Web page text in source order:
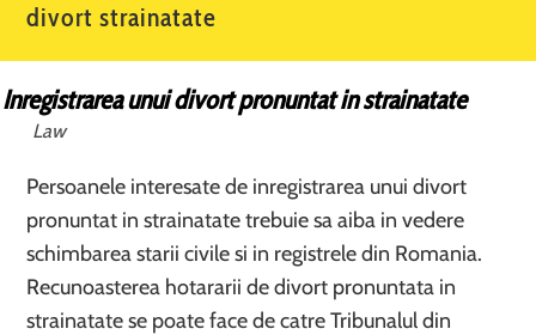
divort strainatate
Inregistrarea unui divort pronuntat in strainatate
Law
Persoanele interesate de inregistrarea unui divort
pronuntat in strainatate trebuie sa aiba in vedere
schimbarea starii civile si in registrele din Romania.
Recunoasterea hotararii de divort pronuntata in
strainatate se poate face de catre Tribunalul din